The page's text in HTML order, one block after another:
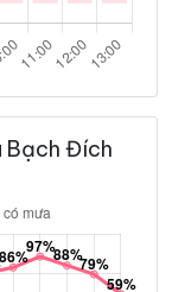
Bạch Đích